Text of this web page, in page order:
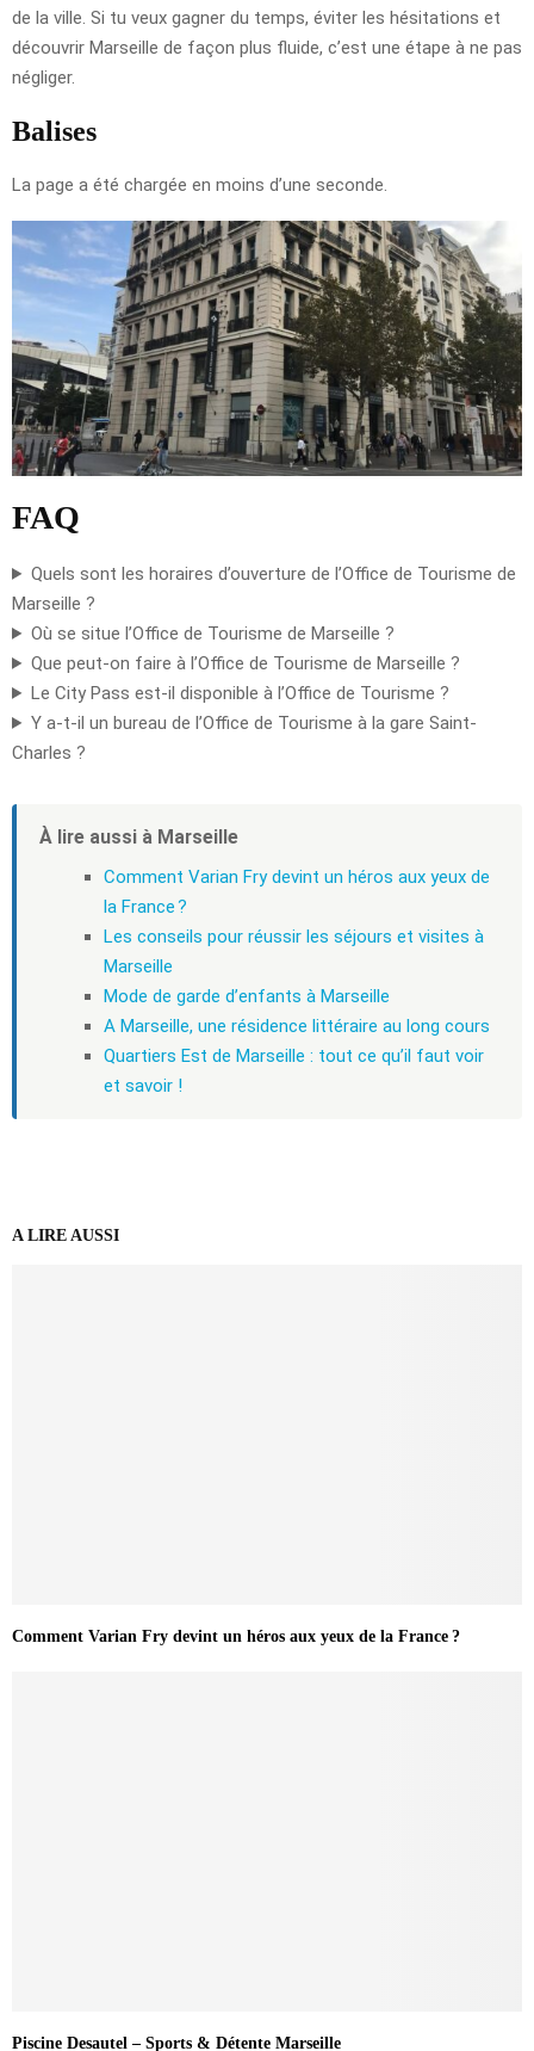
de la ville. Si tu veux gagner du temps, éviter les hésitations et
découvrir Marseille de façon plus fluide, c’est une étape à ne pas
négliger.
Balises
La page a été chargée en moins d’une seconde.
FAQ
Quels sont les horaires d’ouverture de l’Office de Tourisme de
Marseille ?
Où se situe l’Office de Tourisme de Marseille ?
Que peut-on faire à l’Office de Tourisme de Marseille ?
Le City Pass est-il disponible à l’Office de Tourisme ?
Y a-t-il un bureau de l’Office de Tourisme à la gare Saint-
Charles ?
À lire aussi à Marseille
Comment Varian Fry devint un héros aux yeux de
la France ?
Les conseils pour réussir les séjours et visites à
Marseille
Mode de garde d’enfants à Marseille
A Marseille, une résidence littéraire au long cours
Quartiers Est de Marseille : tout ce qu’il faut voir
et savoir !
A LIRE AUSSI
Comment Varian Fry devint un héros aux yeux de la France ?
Piscine Desautel – Sports & Détente Marseille